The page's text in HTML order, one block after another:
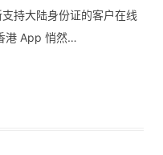
持大陆身份证的客户在线
港 App 悄然…